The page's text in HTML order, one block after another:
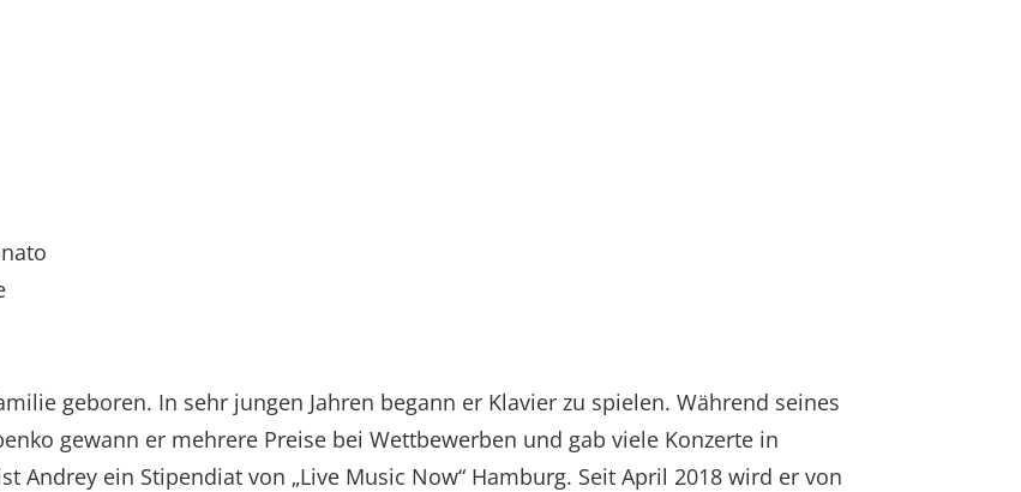
geboren. In sehr jungen Jahren begann er Klavier zu spielen. Während seines
gewann er mehrere Preise bei Wettbewerben und gab viele Konzerte in
Andrey ein Stipendiat von „Live Music Now“ Hamburg. Seit April 2018 wird er von